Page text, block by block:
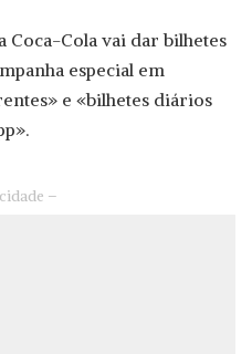
Coca-Cola vai dar bilhetes
especial em
e «bilhetes diários
–